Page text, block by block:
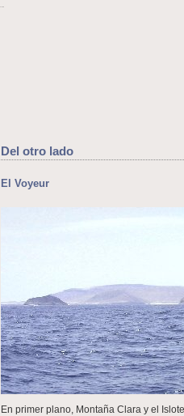
Del otro lado
El Voyeur
En primer plano, Montaña Clara y el